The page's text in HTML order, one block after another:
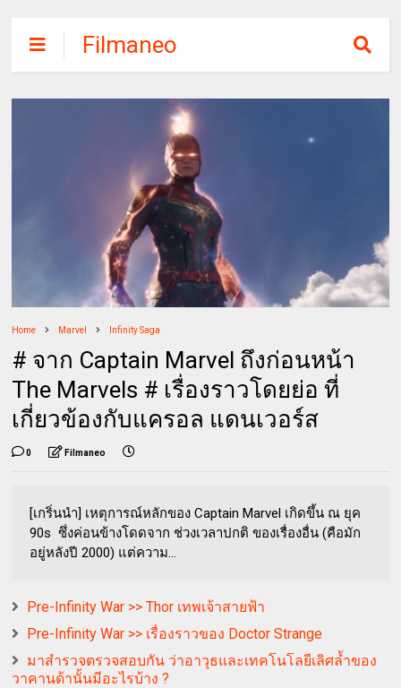
Filmaneo
Home Marvel Infinity Saga
# จาก Captain Marvel ถึงก่อนหน้า
The Marvels # เรื่องราวโดยย่อ ที่
เกี่ยวข้องกับแครอล แดนเวอร์ส
0 Filmaneo
[เกริ่นนำ] เหตุการณ์หลักของ Captain Marvel เกิดขึ้น ณ ยุค
90s ซึ่งค่อนข้างโดดจาก ช่วงเวลาปกติ ของเรื่องอื่น (คือมัก
อยู่หลังปี 2000) แต่ความ...
Pre-Infinity War >> Thor เทพเจ้าสายฟ้า
Pre-Infinity War >> เรื่องราวของ Doctor Strange
มาสำรวจตรวจสอบกัน ว่าอาวุธและเทคโนโลยีเลิศล้ำของ
วาคานด้านั้นมีอะไรบ้าง ?